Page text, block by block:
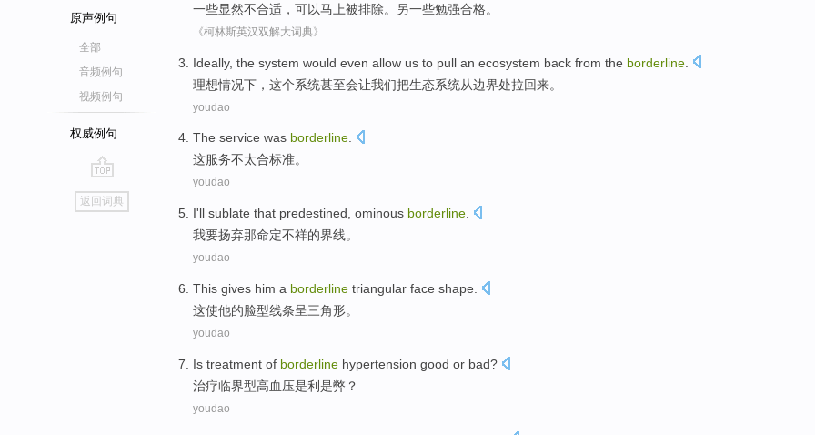
原声例句
全部
音频例句
视频例句
权威例句
go
top
返回词典
一些显然不合适 ， 可以马上被排除。 另一些勉强合格。
《柯林斯英汉双解大词典》
Ideally, the system would even allow us to pull an ecosystem back from the borderline
理想情况下 ， 这个系统甚至会让我们把生态系统从边界处拉回来。
youdao
The service was borderline.
这服务不太合标准。
youdao
I'll sublate that predestined ominous borderline
我要扬弃那命定不祥的界线。
youdao
This gives him a borderline triangular face shape.
这使他的脸型线条呈三角形。
youdao
Is treatment of borderline hypertension good or bad?
治疗临界型高血压是利是弊？
youdao